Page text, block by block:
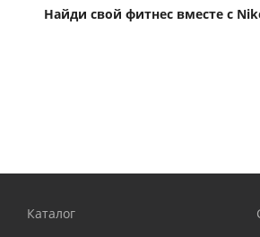
Найди свой фитнес вместе с
Каталог